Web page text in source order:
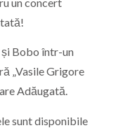
Bobo într-un
„Vasile Grigore
Adăugată.
sunt disponibile